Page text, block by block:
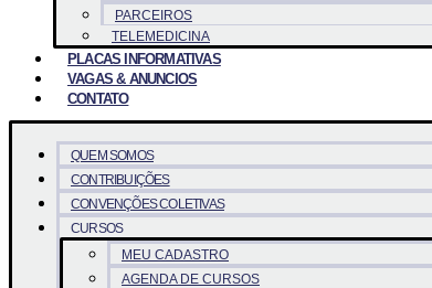
PARCEIROS
TELEMEDICINA
PLACAS INFORMATIVAS
VAGAS & ANUNCIOS
CONTATO
QUEM SOMOS
CONTRIBUIÇÕES
CONVENÇÕES COLETIVAS
CURSOS
MEU CADASTRO
AGENDA DE CURSOS